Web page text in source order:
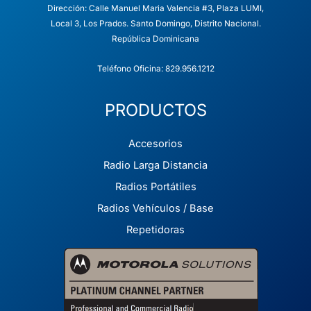
Dirección: Calle Manuel Maria Valencia #3, Plaza LUMI,
Local 3, Los Prados. Santo Domingo, Distrito Nacional.
República Dominicana
Teléfono Oficina: 829.956.1212
PRODUCTOS
Accesorios
Radio Larga Distancia
Radios Portátiles
Radios Vehículos / Base
Repetidoras